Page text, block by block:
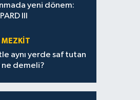
yeni dönem:
III
MEZKIT
aynı yerde saf tutan
demeli?